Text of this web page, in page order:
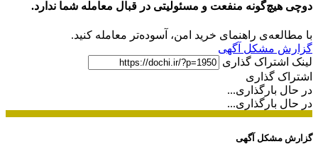
دوچی هیچ‌گونه منفعت و مسئولیتی در قبال معامله شما ندارد.
با مطالعه‌ی راهنمای خرید امن، آسوده‌تر معامله کنید.
گزارش مشکل آگهی
لینک اشتراک گذاری
اشتراک گذاری
در حال بارگذاری...
در حال بارگذاری...
گزارش مشکل آگهی